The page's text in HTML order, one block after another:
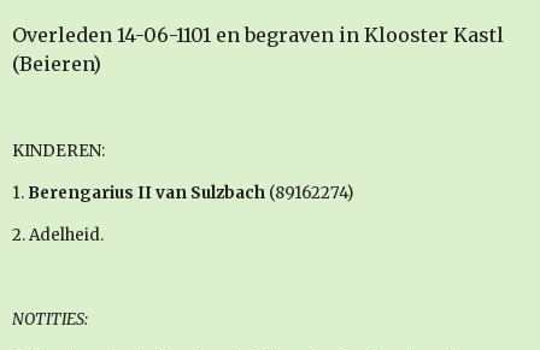
Overleden 14-06-1101 en begraven in Klooster Kastl
(Beieren)
KINDEREN:
1. Berengarius II van Sulzbach (89162274)
2. Adelheid.
NOTITIES: